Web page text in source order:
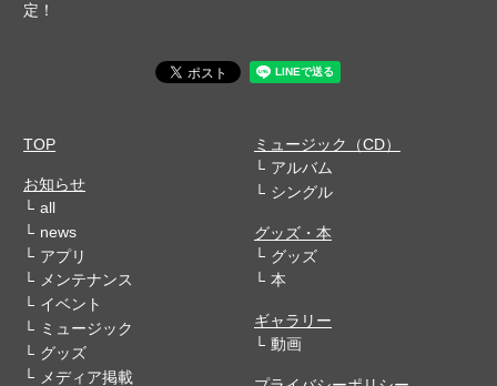
定！
TOP
お知らせ
all
news
アプリ
メンテナンス
イベント
ミュージック
グッズ
メディア掲載
ミュージック（CD）
アルバム
シングル
グッズ・本
グッズ
本
ギャラリー
動画